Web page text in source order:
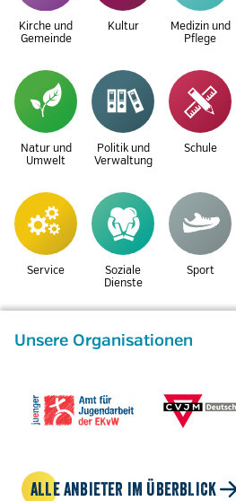
Kirche und
Gemeinde
Kultur
Medizin und
Pflege
Natur und
Umwelt
Politik und
Verwaltung
Schule
Service
Soziale
Dienste
Sport
Unsere Organisationen
ALLE ANBIETER IM ÜBERBLICK